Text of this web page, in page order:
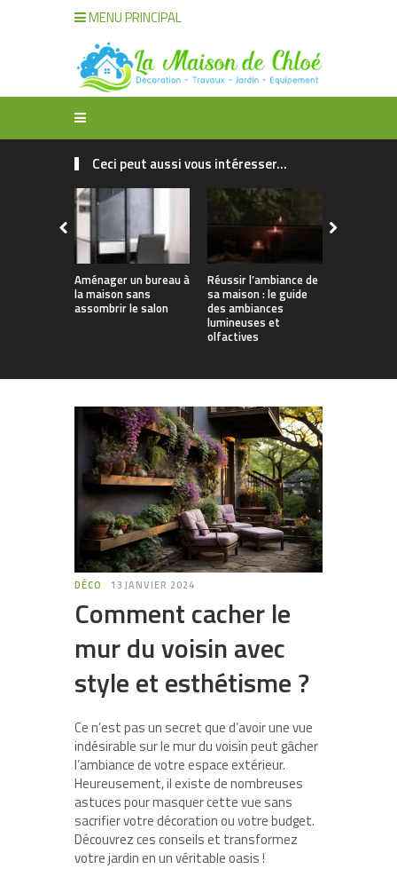
MENU PRINCIPAL
Ceci peut aussi vous intéresser...
Aménager un bureau à
la maison sans
assombrir le salon
Réussir l’ambiance de
sa maison : le guide
des ambiances
lumineuses et
olfactives
DÉCO 13 JANVIER 2024
Comment cacher le
mur du voisin avec
style et esthétisme ?
Ce n’est pas un secret que d’avoir une vue
indésirable sur le mur du voisin peut gâcher
l’ambiance de votre espace extérieur.
Heureusement, il existe de nombreuses
astuces pour masquer cette vue sans
sacrifier votre décoration ou votre budget.
Découvrez ces conseils et transformez
votre jardin en un véritable oasis !